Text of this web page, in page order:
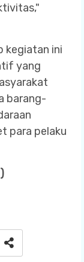
kegiatan ini
yang
barang-
para pelaku